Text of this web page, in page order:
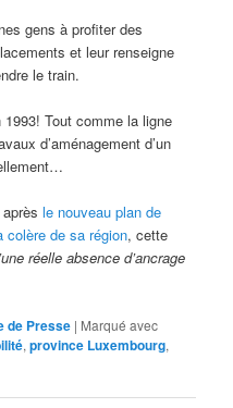
gens à profiter des
et leur renseigne
le train.
Tout comme la ligne
d’aménagement d’un
aprèsle nouveau plan de
colère de sa région, cette
réelle absence d’ancrage
de Presse | Marqué avec
,province Luxembourg,